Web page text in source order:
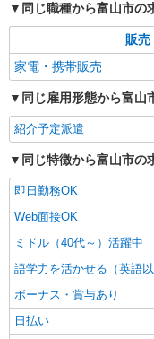
同じ職種から富山市の
販
家電・携帯販売
同じ雇用形態から富山
紹介予定派遣
同じ特徴から富山市の
即日勤務OK
Web面接OK
ミドル（40代～）活躍中
語学力を活かせる（英語以
ボーナス・賞与あり
日払い